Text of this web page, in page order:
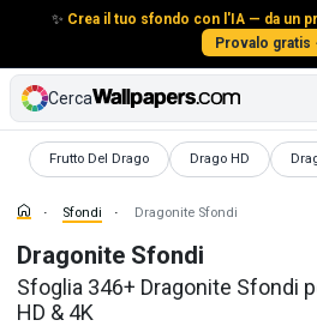
✨ Crea il tuo sfondo con l'IA — da un
Provalo gratis
Cerca
Frutto Del Drago
Sfondi Drago HD
Sfondi
Sfondi Dragonite Sfondi
Dragonite Sfondi
Sfoglia 346+ Dragonite Sfondi
HD & 4K